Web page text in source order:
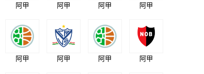
阿甲 阿甲 阿甲 阿甲
阿甲 阿甲 阿甲 阿甲